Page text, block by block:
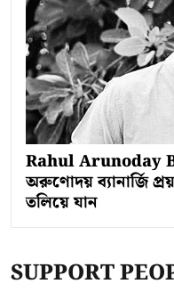
Rahul Arunoday
অরুণোদয় ব্যানার্জি
তলিয়ে যান
SUPPORT